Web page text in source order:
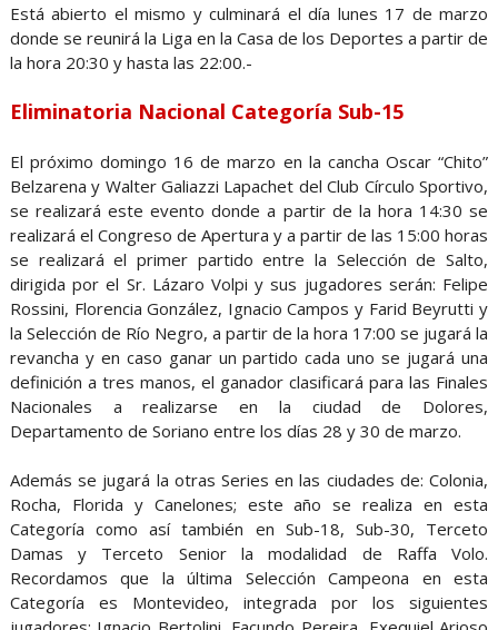
Está abierto el mismo y culminará el día lunes 17 de marzo
donde se reunirá la Liga en la Casa de los Deportes a partir de
la hora 20:30 y hasta las 22:00.-
Eliminatoria Nacional Categoría Sub-15
El próximo domingo 16 de marzo en la cancha Oscar “Chito”
Belzarena y Walter Galiazzi Lapachet del Club Círculo Sportivo,
se realizará este evento donde a partir de la hora 14:30 se
realizará el Congreso de Apertura y a partir de las 15:00 horas
se realizará el primer partido entre la Selección de Salto,
dirigida por el Sr. Lázaro Volpi y sus jugadores serán: Felipe
Rossini, Florencia González, Ignacio Campos y Farid Beyrutti y
la Selección de Río Negro, a partir de la hora 17:00 se jugará la
revancha y en caso ganar un partido cada uno se jugará una
definición a tres manos, el ganador clasificará para las Finales
Nacionales a realizarse en la ciudad de Dolores,
Departamento de Soriano entre los días 28 y 30 de marzo.
Además se jugará la otras Series en las ciudades de: Colonia,
Rocha, Florida y Canelones; este año se realiza en esta
Categoría como así también en Sub-18, Sub-30, Terceto
Damas y Terceto Senior la modalidad de Raffa Volo.
Recordamos que la última Selección Campeona en esta
Categoría es Montevideo, integrada por los siguientes